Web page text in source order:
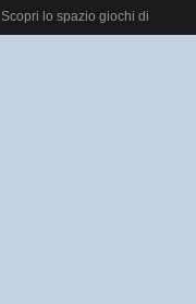
Scopri lo spazio giochi di